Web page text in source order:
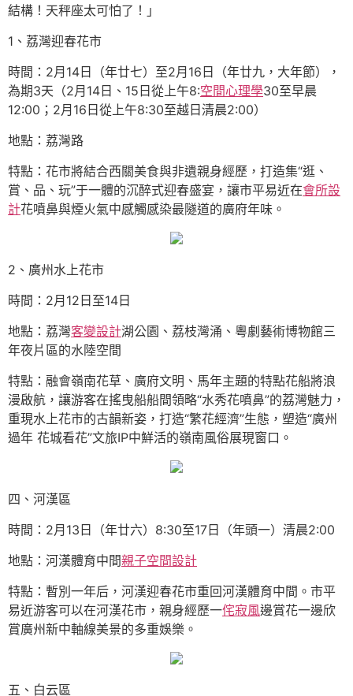
結構！天秤座太可怕了！」
1、荔灣迎春花市
時間：2月14日（年廿七）至2月16日（年廿九，大年節），
為期3天（2月14日、15日從上午8:空間心理學30至早晨
12:00；2月16日從上午8:30至越日清晨2:00）
地點：荔灣路
特點：花市將結合西關美食與非遺親身經歷，打造集“逛、
賞、品、玩”于一體的沉醉式迎春盛宴，讓市平易近在會所設
計花噴鼻與煙火氣中感觸感染最隧道的廣府年味。
2、廣州水上花市
時間：2月12日至14日
地點：荔灣客變設計湖公園、荔枝灣涌、粵劇藝術博物館三
年夜片區的水陸空間
特點：融會嶺南花草、廣府文明、馬年主題的特點花船將浪
漫啟航，讓游客在搖曳船船間領略“水秀花噴鼻”的荔灣魅力，
重現水上花市的古韻新姿，打造“繁花經濟”生態，塑造“廣州
過年 花城看花”文旅IP中鮮活的嶺南風俗展現窗口。
四、河漢區
時間：2月13日（年廿六）8:30至17日（年頭一）清晨2:00
地點：河漢體育中間親子空間設計
特點：暫別一年后，河漢迎春花市重回河漢體育中間。市平
易近游客可以在河漢花市，親身經歷一侘寂風邊賞花一邊欣
賞廣州新中軸線美景的多重娛樂。
五、白云區